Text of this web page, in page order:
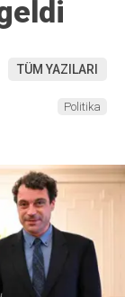
TÜM YAZILARI
Politika